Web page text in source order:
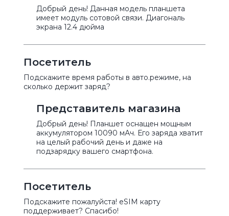
Добрый день! Данная модель планшета
имеет модуль сотовой связи. Диагональ
экрана 12.4 дюйма
Посетитель
Подскажите время работы в авто.режиме, на
сколько держит заряд?
Представитель магазина
Добрый день! Планшет оснащен мощным
аккумулятором 10090 мАч. Его заряда хватит
на целый рабочий день и даже на
подзарядку вашего смартфона.
Посетитель
Подскажите пожалуйста! eSIM карту
поддерживает? Спасибо!